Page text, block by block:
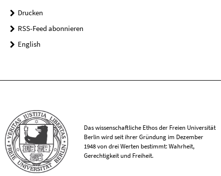
Drucken
RSS-Feed abonnieren
English
Das wissenschaftliche Ethos der Freien Universität
Berlin wird seit ihrer Gründung im Dezember
1948 von drei Werten bestimmt: Wahrheit,
Gerechtigkeit und Freiheit.